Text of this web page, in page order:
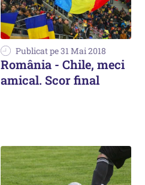
Publicat pe 31 Mai 2018
România - Chile, meci
amical. Scor final